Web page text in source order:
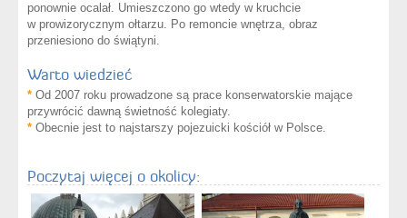
ponownie ocalał. Umieszczono go wtedy w kruchcie
w prowizorycznym ołtarzu. Po remoncie wnętrza, obraz
przeniesiono do świątyni.
Warto wiedzieć
* Od 2007 roku prowadzone są prace konserwatorskie mające
przywrócić dawną świetność kolegiaty.
* Obecnie jest to najstarszy pojezuicki kościół w Polsce.
Poczytaj więcej o okolicy: